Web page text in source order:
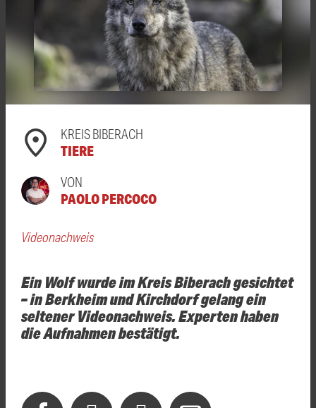
KREIS BIBERACH
TIERE
VON
PAOLO PERCOCO
Videonachweis
Ein Wolf wurde im Kreis Biberach gesichtet
– in Berkheim und Kirchdorf gelang ein
seltener Videonachweis. Experten haben
die Aufnahmen bestätigt.